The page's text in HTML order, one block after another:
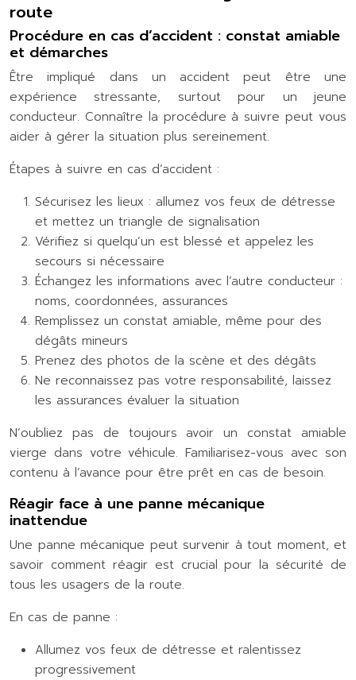
route
Procédure en cas d’accident : constat amiable
et démarches
Être impliqué dans un accident peut être une
expérience stressante, surtout pour un jeune
conducteur. Connaître la procédure à suivre peut vous
aider à gérer la situation plus sereinement.
Étapes à suivre en cas d’accident :
Sécurisez les lieux : allumez vos feux de détresse
et mettez un triangle de signalisation
Vérifiez si quelqu’un est blessé et appelez les
secours si nécessaire
Échangez les informations avec l’autre conducteur :
noms, coordonnées, assurances
Remplissez un constat amiable, même pour des
dégâts mineurs
Prenez des photos de la scène et des dégâts
Ne reconnaissez pas votre responsabilité, laissez
les assurances évaluer la situation
N’oubliez pas de toujours avoir un constat amiable
vierge dans votre véhicule. Familiarisez-vous avec son
contenu à l’avance pour être prêt en cas de besoin.
Réagir face à une panne mécanique
inattendue
Une panne mécanique peut survenir à tout moment, et
savoir comment réagir est crucial pour la sécurité de
tous les usagers de la route.
En cas de panne :
Allumez vos feux de détresse et ralentissez
progressivement